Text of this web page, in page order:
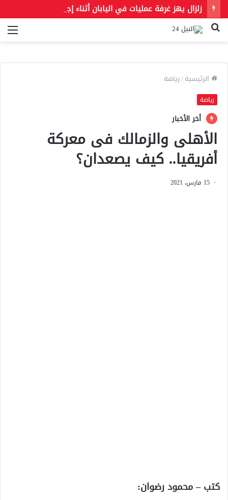
بحث
الرئيسية/رياضة
رياضة
أخر الأخبار
الأهلى والزمالك فى معركة
أفريقيا.. كيف يصعدان؟
15 مارس، 2021
كتب – محمود رضوان: